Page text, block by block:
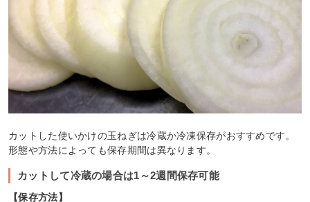
カットした使いかけの玉ねぎは冷蔵か冷凍保存がおすすめです。
形態や方法によっても保存期間は異なります。
カットして冷蔵の場合は1～2週間保存可能
【保存方法】